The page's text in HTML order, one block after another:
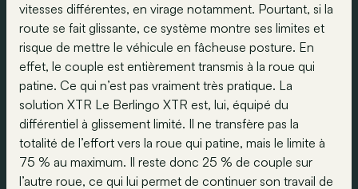
vitesses différentes, en virage notamment. Pourtant, si la
route se fait glissante, ce système montre ses limites et
risque de mettre le véhicule en fâcheuse posture. En
effet, le couple est entièrement transmis à la roue qui
patine. Ce qui n’est pas vraiment très pratique. La
solution XTR Le Berlingo XTR est, lui, équipé du
différentiel à glissement limité. Il ne transfère pas la
totalité de l’effort vers la roue qui patine, mais le limite à
75 % au maximum. Il reste donc 25 % de couple sur
l’autre roue, ce qui lui permet de continuer son travail de